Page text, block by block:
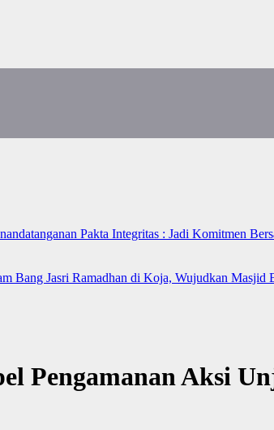
Pakta Integritas : Jadi Komitmen
Bang Jasri Ramadhan di Koja, Wujudkan Masjid
Pengamanan Aksi